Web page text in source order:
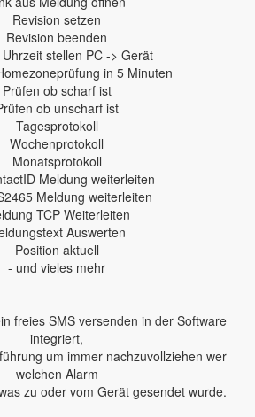
Revision setzen
Revision beenden
stellen PC -> Gerät
in 5 Minuten
Prüfen ob scharf ist
ob unscharf ist
Tagesprotokoll
Wochenprotokoll
Monatsprotokoll
Meldung weiterleiten
Meldung weiterleiten
TCP Weiterleiten
Auswerten
Position aktuell
- und vieles mehr
freies SMS versenden in der Software
integriert,
um immer nachzuvollziehen wer
welchen Alarm
zu oder vom Gerät gesendet wurde.